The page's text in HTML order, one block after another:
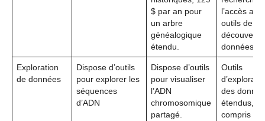
$ par an pour
un arbre
généalogique
étendu.
l’accès aux
outils de
découverte
données.
Exploration
de données
Dispose d’outils
pour explorer les
séquences
d’ADN
Dispose d’outils
pour visualiser
l’ADN
chromosomique
partagé.
Outils
des
étendus, y
compris